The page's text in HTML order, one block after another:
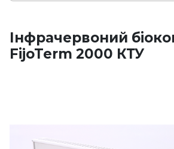
Інфрачервоний
FijoTerm 2000 КТУ